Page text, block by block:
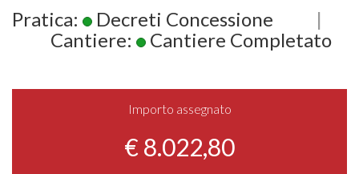
Pratica: Decreti Concessione
|
Cantiere:
Cantiere Completato
Importo assegnato
€ 8.022,80